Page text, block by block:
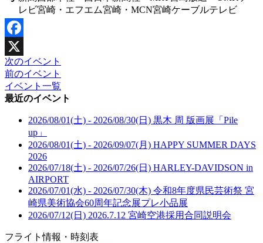
レビ宮崎・エフエム宮崎・MCN宮崎ケーブルテレビ
Facebook
X
次のイベント
前のイベント
イベント一覧
最近のイベント
2026/08/01(土) - 2026/08/30(日) 黒木 周 版画展「Pile
up」
2026/08/01(土) - 2026/09/07(月) HAPPY SUMMER DAYS
2026
2026/07/18(土) - 2026/07/26(日) HARLEY-DAVIDSON in
AIRPORT
2026/07/01(水) - 2026/07/30(木) 令和8年度県民芸術祭 宮
崎県美術協会60周年記念展プレ小品展
2026/07/12(日) 2026.7.12 宮崎空港採用合同説明会
フライト情報・時刻表